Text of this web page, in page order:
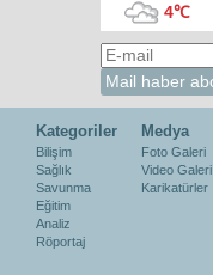
4℃
Kategoriler
Bilişim
Sağlık
Savunma
Eğitim
Analiz
Röportaj
Medya
Foto Galeri
Video Galeri
Karikatürler